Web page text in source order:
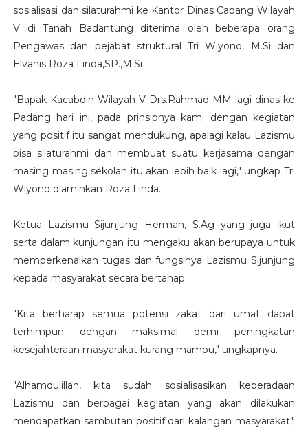
sosialisasi dan silaturahmi ke Kantor Dinas Cabang Wilayah
V di Tanah Badantung diterima oleh beberapa orang
Pengawas dan pejabat struktural Tri Wiyono, M.Si dan
Elvanis Roza Linda,SP.,M.Si
"Bapak Kacabdin Wilayah V Drs.Rahmad MM lagi dinas ke
Padang hari ini, pada prinsipnya kami dengan kegiatan
yang positif itu sangat mendukung, apalagi kalau Lazismu
bisa silaturahmi dan membuat suatu kerjasama dengan
masing masing sekolah itu akan lebih baik lagi," ungkap Tri
Wiyono diaminkan Roza Linda.
Ketua Lazismu Sijunjung Herman, S.Ag yang juga ikut
serta dalam kunjungan itu mengaku akan berupaya untuk
memperkenalkan tugas dan fungsinya Lazismu Sijunjung
kepada masyarakat secara bertahap.
"Kita berharap semua potensi zakat dari umat dapat
terhimpun dengan maksimal demi peningkatan
kesejahteraan masyarakat kurang mampu," ungkapnya.
"Alhamdulillah, kita sudah sosialisasikan keberadaan
Lazismu dan berbagai kegiatan yang akan dilakukan
mendapatkan sambutan positif dari kalangan masyarakat,"